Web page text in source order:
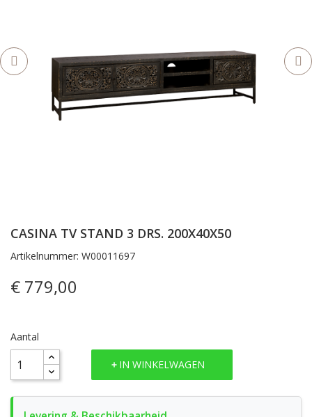
CASINA TV STAND 3 DRS. 200X40X50
Artikelnummer: W00011697
€ 779,00
Aantal
IN WINKELWAGEN